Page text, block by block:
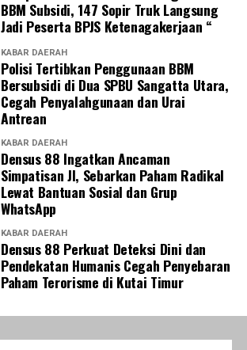
BBM Subsidi, 147 Sopir Truk Langsung
Jadi Peserta BPJS Ketenagakerjaan “
KABAR DAERAH
Polisi Tertibkan Penggunaan BBM
Bersubsidi di Dua SPBU Sangatta Utara,
Cegah Penyalahgunaan dan Urai
Antrean
KABAR DAERAH
Densus 88 Ingatkan Ancaman
Simpatisan JI, Sebarkan Paham Radikal
Lewat Bantuan Sosial dan Grup
WhatsApp
KABAR DAERAH
Densus 88 Perkuat Deteksi Dini dan
Pendekatan Humanis Cegah Penyebaran
Paham Terorisme di Kutai Timur